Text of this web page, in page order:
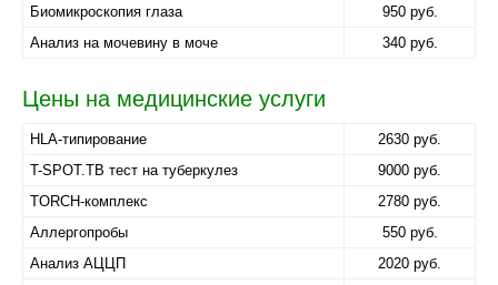
Биомикроскопия глаза
950 руб.
Анализ на мочевину в моче
340 руб.
Цены на медицинские услуги
HLA-типирование
2630 руб.
T-SPOT.TB тест на туберкулез
9000 руб.
TORCH-комплекс
2780 руб.
Аллергопробы
550 руб.
Анализ АЦЦП
2020 руб.